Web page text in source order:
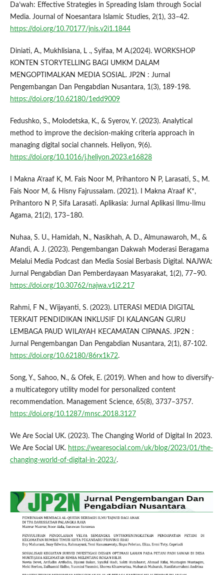
Da’wah: Effective Strategies in Spreading Islam through Social
Media. Journal of Noesantara Islamic Studies, 2(1), 33–42.
https://doi.org/10.70177/jnis.v2i1.1844
Diniati, A., Mukhlisiana, L ., Syifaa, M A.(2024). WORKSHOP
KONTEN STORYTELLING BAGI UMKM DALAM
MENGOPTIMALKAN MEDIA SOSIAL. JP2N : Jurnal
Pengembangan Dan Pengabdian Nusantara, 1(3), 189-198.
https://doi.org/10.62180/1edd9009
Fedushko, S., Molodetska, K., & Syerov, Y. (2023). Analytical
method to improve the decision-making criteria approach in
managing digital social channels. Heliyon, 9(6).
https://doi.org/10.1016/j.heliyon.2023.e16828
I Makna A’raaf K, M. Fais Noor M, Prihantoro N P, Larasati, S., M.
Fais Noor M, & Hisny Fajrussalam. (2021). I Makna A’raaf K*,
Prihantoro N P, Sifa Larasati. Aplikasia: Jurnal Aplikasi Ilmu-Ilmu
Agama, 21(2), 173–180.
Nuhaa, S. U., Hamidah, N., Nasikhah, A. D., Almunawaroh, M., &
Afandi, A. J. (2023). Pengembangan Dakwah Moderasi Beragama
Melalui Media Podcast dan Media Sosial Berbasis Digital. NAJWA:
Jurnal Pengabdian Dan Pemberdayaan Masyarakat, 1(2), 77–90.
https://doi.org/10.30762/najwa.v1i2.217
Rahmi, F N., Wijayanti, S. (2023). LITERASI MEDIA DIGITAL
TERKAIT PENDIDIKAN INKLUSIF DI KALANGAN GURU
LEMBAGA PAUD WILAYAH KECAMATAN CIPANAS. JP2N :
Jurnal Pengembangan Dan Pengabdian Nusantara, 2(1), 87-102.
https://doi.org/10.62180/86rx1k72.
Song, Y., Sahoo, N., & Ofek, E. (2019). When and how to diversify-
a multicategory utility model for personalized content
recommendation. Management Science, 65(8), 3737–3757.
https://doi.org/10.1287/mnsc.2018.3127
We Are Social UK. (2023). The Changing World of Digital In 2023.
We Are Social UK. https://wearesocial.com/uk/blog/2023/01/the-
changing-world-of-digital-in-2023/.